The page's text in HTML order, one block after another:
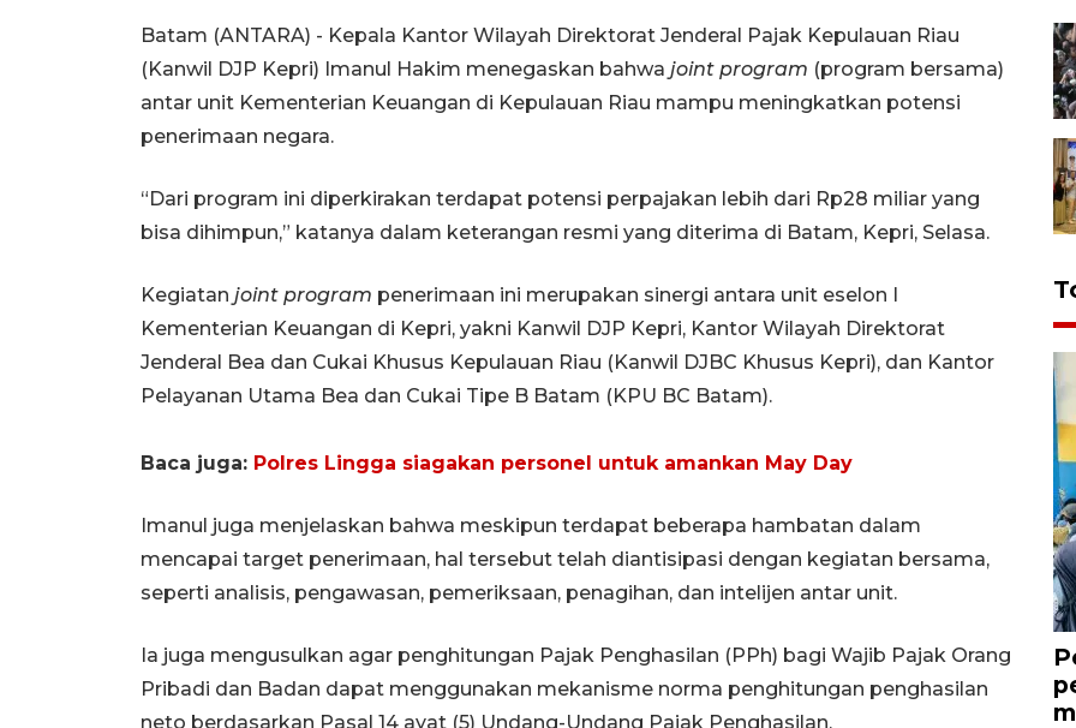
Batam (ANTARA) - Kepala Kantor Wilayah Direktorat Jenderal Pajak Kepulauan Riau
(Kanwil DJP Kepri) Imanul Hakim menegaskan bahwa joint program (program bersama)
antar unit Kementerian Keuangan di Kepulauan Riau mampu meningkatkan potensi
penerimaan negara.
“Dari program ini diperkirakan terdapat potensi perpajakan lebih dari Rp28 miliar yang
bisa dihimpun,” katanya dalam keterangan resmi yang diterima di Batam, Kepri, Selasa.
Kegiatan joint program penerimaan ini merupakan sinergi antara unit eselon I
Kementerian Keuangan di Kepri, yakni Kanwil DJP Kepri, Kantor Wilayah Direktorat
Jenderal Bea dan Cukai Khusus Kepulauan Riau (Kanwil DJBC Khusus Kepri), dan Kantor
Pelayanan Utama Bea dan Cukai Tipe B Batam (KPU BC Batam).
Baca juga: Polres Lingga siagakan personel untuk amankan May Day
Imanul juga menjelaskan bahwa meskipun terdapat beberapa hambatan dalam
mencapai target penerimaan, hal tersebut telah diantisipasi dengan kegiatan bersama,
seperti analisis, pengawasan, pemeriksaan, penagihan, dan intelijen antar unit.
Ia juga mengusulkan agar penghitungan Pajak Penghasilan (PPh) bagi Wajib Pajak Orang
Pribadi dan Badan dapat menggunakan mekanisme norma penghitungan penghasilan
neto berdasarkan Pasal 14 ayat (5) Undang-Undang Pajak Penghasilan.